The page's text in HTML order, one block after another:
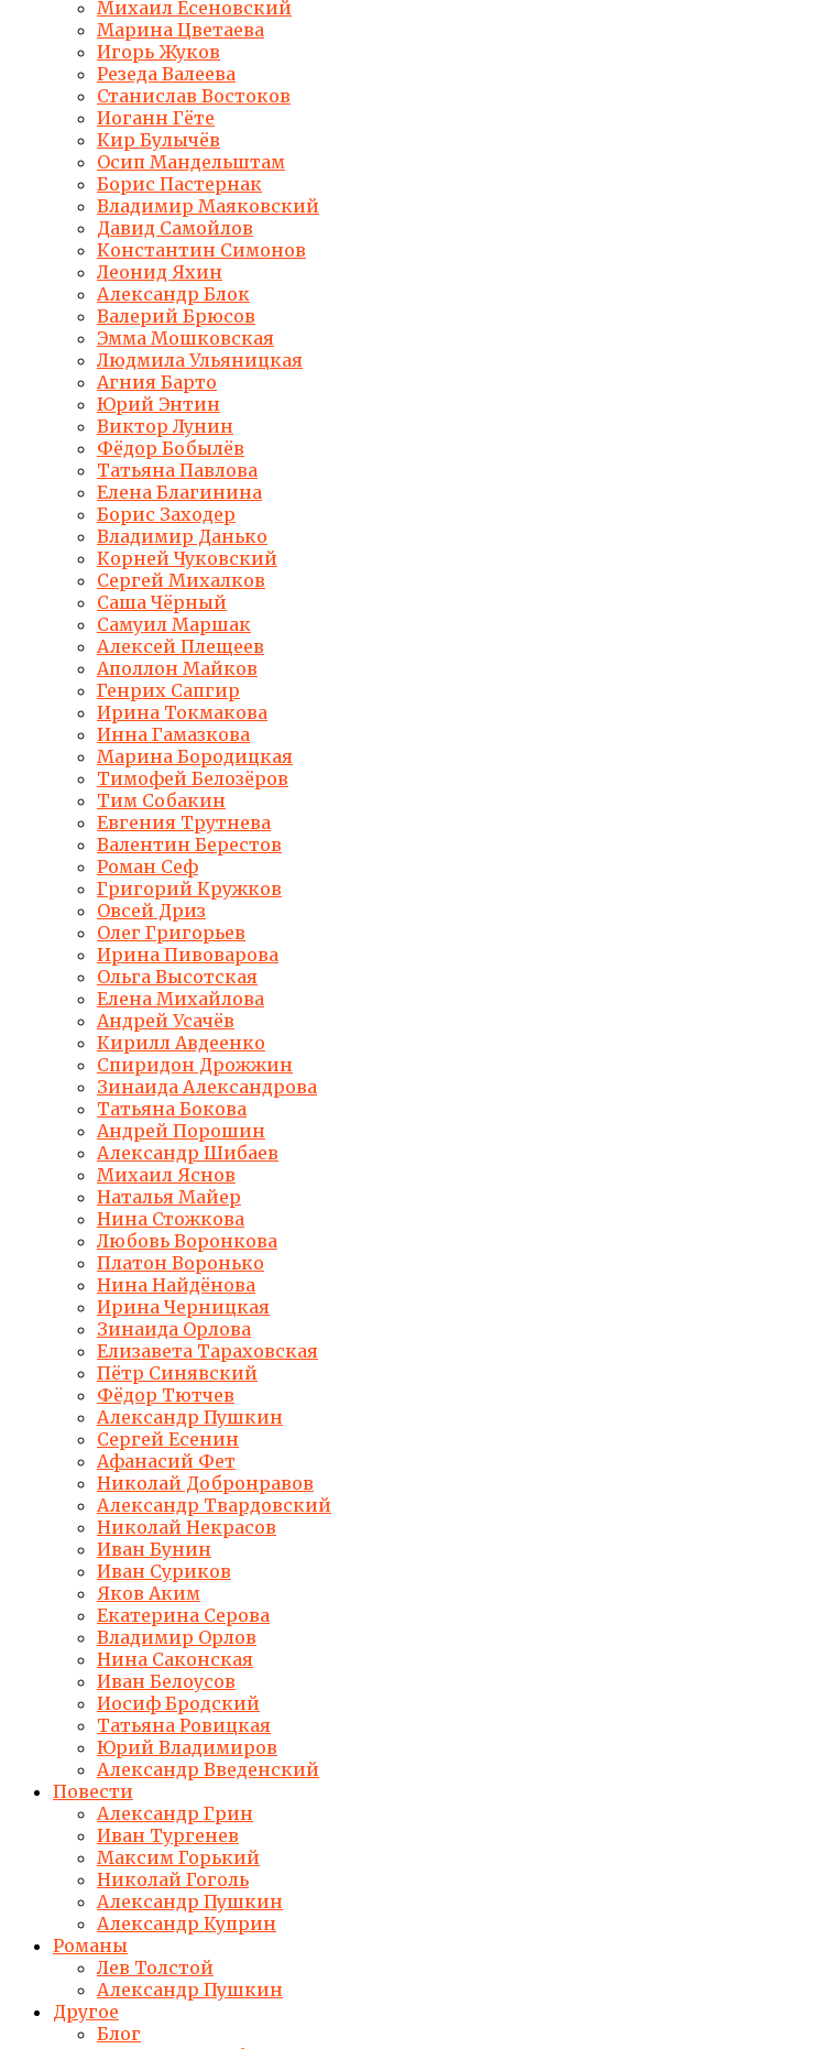
Михаил Есеновский
Марина Цветаева
Игорь Жуков
Резеда Валеева
Станислав Востоков
Иоганн Гёте
Кир Булычёв
Осип Мандельштам
Борис Пастернак
Владимир Маяковский
Давид Самойлов
Константин Симонов
Леонид Яхин
Александр Блок
Валерий Брюсов
Эмма Мошковская
Людмила Ульяницкая
Агния Барто
Юрий Энтин
Виктор Лунин
Фёдор Бобылёв
Татьяна Павлова
Елена Благинина
Борис Заходер
Владимир Данько
Корней Чуковский
Сергей Михалков
Саша Чёрный
Самуил Маршак
Алексей Плещеев
Аполлон Майков
Генрих Сапгир
Ирина Токмакова
Инна Гамазкова
Марина Бородицкая
Тимофей Белозёров
Тим Собакин
Евгения Трутнева
Валентин Берестов
Роман Сеф
Григорий Кружков
Овсей Дриз
Олег Григорьев
Ирина Пивоварова
Ольга Высотская
Елена Михайлова
Андрей Усачёв
Кирилл Авдеенко
Спиридон Дрожжин
Зинаида Александрова
Татьяна Бокова
Андрей Порошин
Александр Шибаев
Михаил Яснов
Наталья Майер
Нина Стожкова
Любовь Воронкова
Платон Воронько
Нина Найдёнова
Ирина Черницкая
Зинаида Орлова
Елизавета Тараховская
Пётр Синявский
Фёдор Тютчев
Александр Пушкин
Сергей Есенин
Афанасий Фет
Николай Добронравов
Александр Твардовский
Николай Некрасов
Иван Бунин
Иван Суриков
Яков Аким
Екатерина Серова
Владимир Орлов
Нина Саконская
Иван Белоусов
Иосиф Бродский
Татьяна Ровицкая
Юрий Владимиров
Александр Введенский
Повести
Александр Грин
Иван Тургенев
Максим Горький
Николай Гоголь
Александр Пушкин
Александр Куприн
Романы
Лев Толстой
Александр Пушкин
Другое
Блог